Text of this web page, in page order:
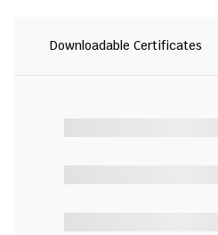
Downloadable Certificates